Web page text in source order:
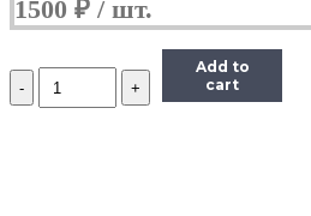
1500 ₽
Количество
CE538-
Add to
cart